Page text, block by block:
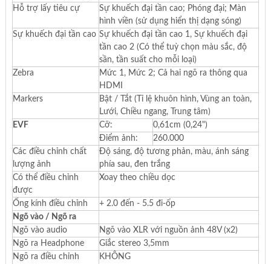
Hỗ trợ lấy tiêu cự
Sự khuếch đại tần cao; Phóng đại; Màn
hình viền (sử dụng hiển thị dạng sóng)
Sự khuếch đại tần cao Sự khuếch đại tần cao 1, Sự khuếch đại
tần cao 2 (Có thể tuỳ chọn màu sắc, độ
sần, tần suất cho mỗi loại)
Zebra
Mức 1, Mức 2; Cả hai ngõ ra thông qua
HDMI
Markers
Bật / Tắt (Tỉ lệ khuôn hình, Vùng an toàn,
Lưới, Chiều ngang, Trung tâm)
EVF
Cỡ:
0,61cm (0,24")
Điểm ảnh:
260.000
Các điều chỉnh chất
lượng ảnh
Độ sáng, độ tương phản, màu, ánh sáng
phía sau, đen trắng
Có thể điều chỉnh
được
Xoay theo chiều dọc
Ống kính điều chỉnh
+ 2.0 đến - 5.5 đi-ốp
Ngõ vào / Ngõ ra
Ngõ vào audio
Ngõ vào XLR với nguồn ảnh 48V (x2)
Ngõ ra Headphone
Giắc stereo 3,5mm
Ngõ ra điều chỉnh
KHÔNG